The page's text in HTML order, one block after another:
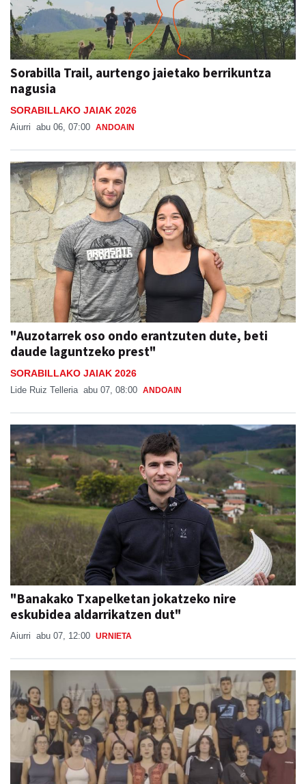
Sorabilla Trail, aurtengo jaietako berrikuntza
nagusia
SORABILLAKO JAIAK 2026
Aiurri abu 06, 07:00 ANDOAIN
"Auzotarrek oso ondo erantzuten dute, beti
daude laguntzeko prest"
SORABILLAKO JAIAK 2026
Lide Ruiz Telleria abu 07, 08:00 ANDOAIN
"Banakako Txapelketan jokatzeko nire
eskubidea aldarrikatzen dut"
Aiurri abu 07, 12:00 URNIETA